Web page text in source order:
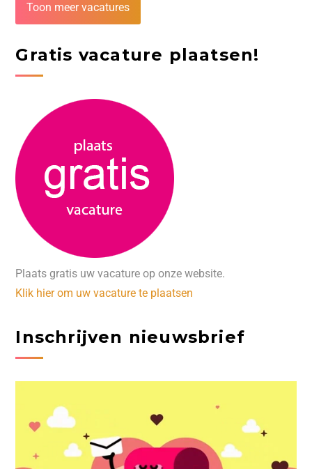
Toon meer vacatures
Gratis vacature plaatsen!
Plaats gratis uw vacature op onze website.
Klik hier om uw vacature te plaatsen
Inschrijven nieuwsbrief